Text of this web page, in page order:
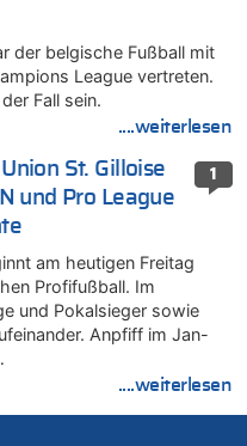
der belgische Fußball mit
League vertreten.
Fall sein.
....weiterlesen
1
St. Gilloise
und Pro League
am heutigen Freitag
Profifußball. Im
und Pokalsieger sowie
Anpfiff im Jan-
....weiterlesen